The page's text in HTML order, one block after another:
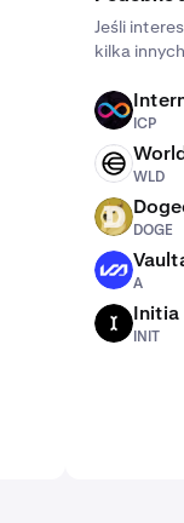
Jeśli
kilka
ICP
ICP
WLD
WLD
DOGE
DOGE
A
A
Initia
INIT